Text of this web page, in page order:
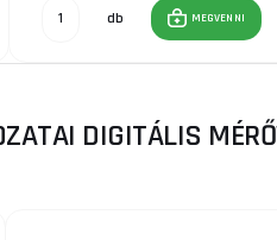
db MEGVENNI
DIGITÁLIS